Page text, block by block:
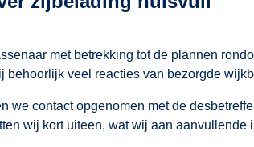
met betrekking tot de plannen
veel reacties van bezorgde
we contact opgenomen met de
wij kort uiteen, wat wij aan aanvullende